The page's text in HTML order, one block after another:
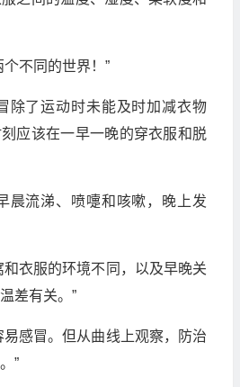
不同的世界！”
除了运动时未能及时加减衣物
应该在一早一晚的穿衣服和脱
晨流涕、喷嚏和咳嗽，晚上发
和衣服的环境不同，以及早晚关
差有关。”
易感冒。但从曲线上观察，防治
”